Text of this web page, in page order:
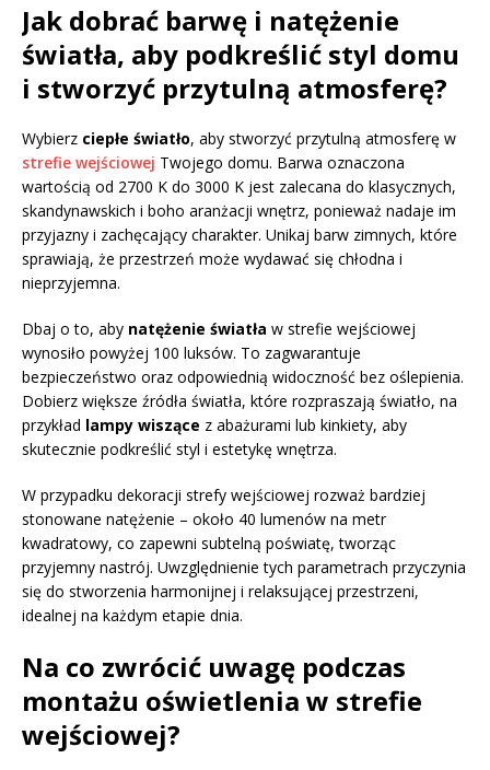
Jak dobrać barwę i natężenie
światła, aby podkreślić styl domu
i stworzyć przytulną atmosferę?
Wybierz ciepłe światło, aby stworzyć przytulną atmosferę w
strefie wejściowej Twojego domu. Barwa oznaczona
wartością od 2700 K do 3000 K jest zalecana do klasycznych,
skandynawskich i boho aranżacji wnętrz, ponieważ nadaje im
przyjazny i zachęcający charakter. Unikaj barw zimnych, które
sprawiają, że przestrzeń może wydawać się chłodna i
nieprzyjemna.
Dbaj o to, aby natężenie światła w strefie wejściowej
wynosiło powyżej 100 luksów. To zagwarantuje
bezpieczeństwo oraz odpowiednią widoczność bez oślepienia.
Dobierz większe źródła światła, które rozpraszają światło, na
przykład lampy wiszące z abażurami lub kinkiety, aby
skutecznie podkreślić styl i estetykę wnętrza.
W przypadku dekoracji strefy wejściowej rozważ bardziej
stonowane natężenie – około 40 lumenów na metr
kwadratowy, co zapewni subtelną poświatę, tworząc
przyjemny nastrój. Uwzględnienie tych parametrach przyczynia
się do stworzenia harmonijnej i relaksującej przestrzeni,
idealnej na każdym etapie dnia.
Na co zwrócić uwagę podczas
montażu oświetlenia w strefie
wejściowej?